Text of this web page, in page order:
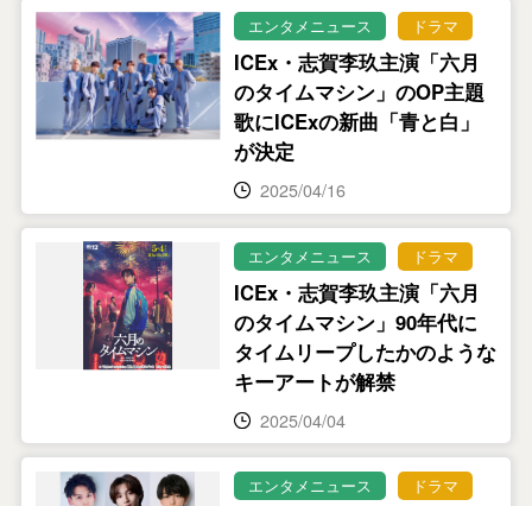
エンタメニュース ドラマ
ICEx・志賀李玖主演「六月
のタイムマシン」のOP主題
歌にICExの新曲「⻘と⽩」
が決定
2025/04/16
エンタメニュース ドラマ
ICEx・志賀李玖主演「六月
のタイムマシン」90年代に
タイムリープしたかのような
キーアートが解禁
2025/04/04
エンタメニュース ドラマ